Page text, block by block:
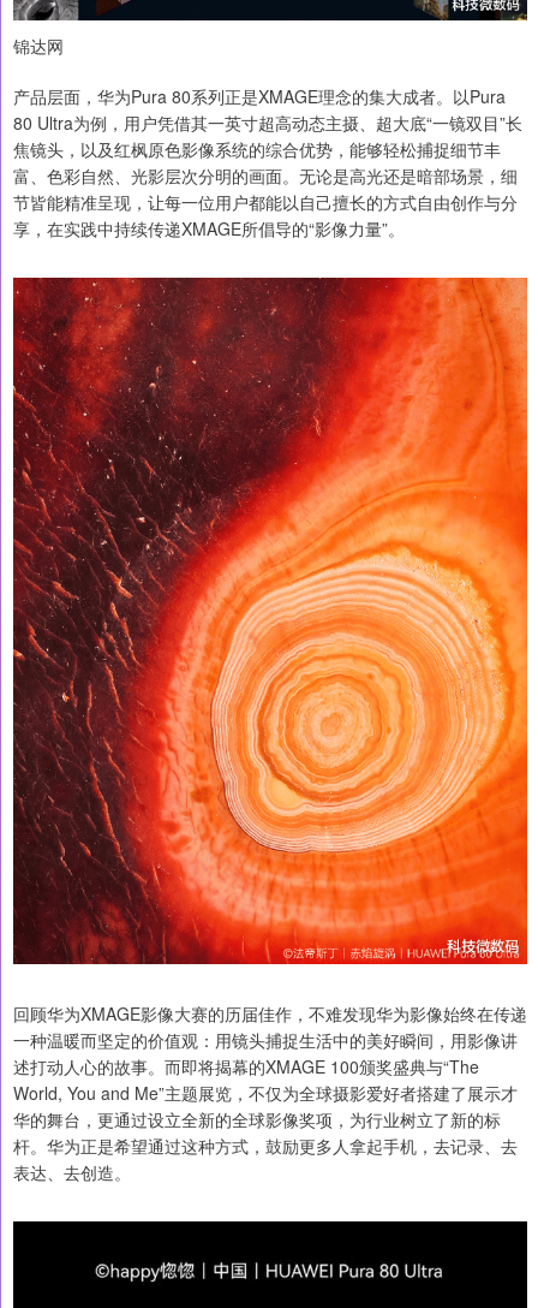
锦达网
产品层面，华为Pura 80系列正是XMAGE理念的集大成者。以Pura
80 Ultra为例，用户凭借其一英寸超高动态主摄、超大底“一镜双目”长
焦镜头，以及红枫原色影像系统的综合优势，能够轻松捕捉细节丰
富、色彩自然、光影层次分明的画面。无论是高光还是暗部场景，细
节皆能精准呈现，让每一位用户都能以自己擅长的方式自由创作与分
享，在实践中持续传递XMAGE所倡导的“影像力量”。
回顾华为XMAGE影像大赛的历届佳作，不难发现华为影像始终在传递
一种温暖而坚定的价值观：用镜头捕捉生活中的美好瞬间，用影像讲
述打动人心的故事。而即将揭幕的XMAGE 100颁奖盛典与“The
World, You and Me”主题展览，不仅为全球摄影爱好者搭建了展示才
华的舞台，更通过设立全新的全球影像奖项，为行业树立了新的标
杆。华为正是希望通过这种方式，鼓励更多人拿起手机，去记录、去
表达、去创造。